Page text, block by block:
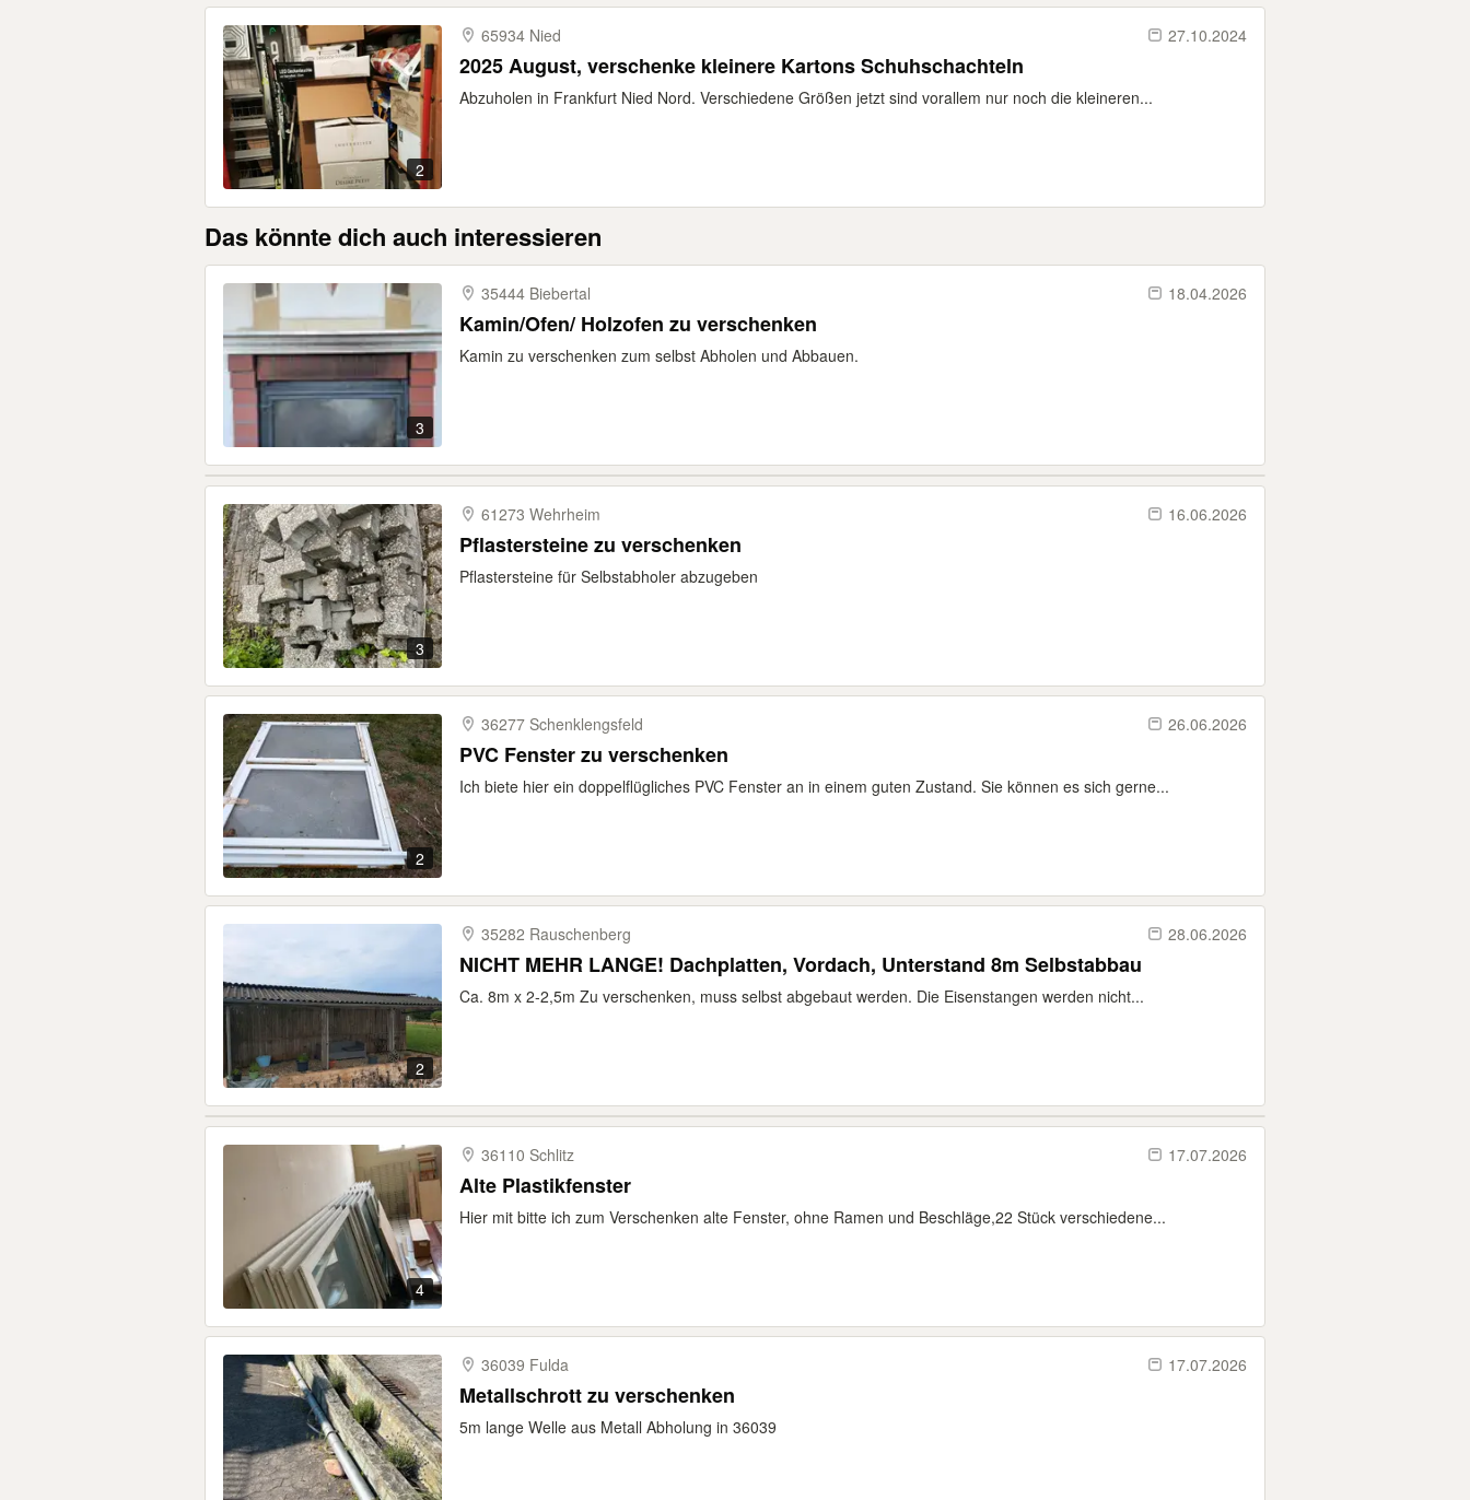
2
65934 Nied 27.10.2024
2025 August, verschenke kleinere Kartons Schuhschachteln
Abzuholen in Frankfurt Nied Nord. Verschiedene Größen jetzt sind vorallem nur noch die kleineren...
Das könnte dich auch interessieren
3
35444 Biebertal 18.04.2026
Kamin/Ofen/ Holzofen zu verschenken
Kamin zu verschenken zum selbst Abholen und Abbauen.
3
61273 Wehrheim 16.06.2026
Pflastersteine zu verschenken
Pflastersteine für Selbstabholer abzugeben
2
36277 Schenklengsfeld 26.06.2026
PVC Fenster zu verschenken
Ich biete hier ein doppelflügliches PVC Fenster an in einem guten Zustand. Sie können es sich gerne...
2
35282 Rauschenberg 28.06.2026
NICHT MEHR LANGE! Dachplatten, Vordach, Unterstand 8m Selbstabbau
Ca. 8m x 2-2,5m Zu verschenken, muss selbst abgebaut werden. Die Eisenstangen werden nicht...
4
36110 Schlitz 17.07.2026
Alte Plastikfenster
Hier mit bitte ich zum Verschenken alte Fenster, ohne Ramen und Beschläge,22 Stück verschiedene...
36039 Fulda 17.07.2026
Metallschrott zu verschenken
5m lange Welle aus Metall Abholung in 36039